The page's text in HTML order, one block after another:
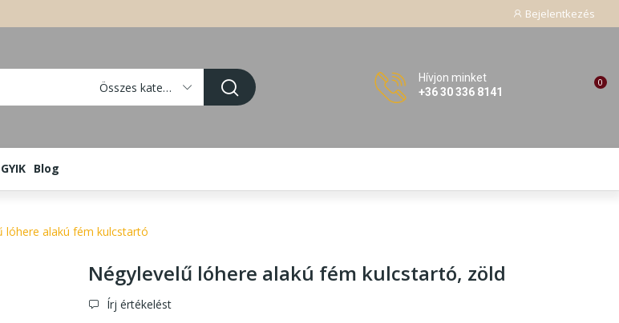
Bejelentkezés
Összes kategória
Hívjon minket
+36 30 336 8141
0
GYIK Blog
lóhere alakú fém kulcstartó
Négylevelű lóhere alakú fém kulcstartó, zöld
Írj értékelést